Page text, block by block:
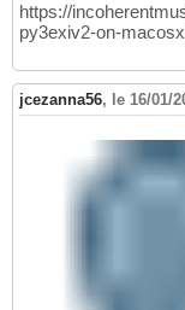
https://
py3exiv2-on-
jcezanna56, le 16/01/